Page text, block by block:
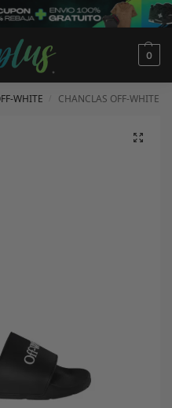
0
WHITE CHANCLAS OFF-WHITE